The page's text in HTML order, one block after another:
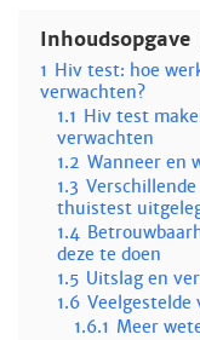
Inhoudsopgave
1 Hiv test: hoe
verwachten?
1.1 Hiv test
verwachten
1.2 Wanneer en
1.3
thuistest
1.4
deze te doen
1.5 Uitslag en
1.6
1.6.1 Meer